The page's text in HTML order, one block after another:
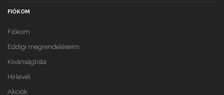
FIÓKOM
Fiókom
Eddigi megrendeléseim
Kívánságlista
Hírlevél
Akciók